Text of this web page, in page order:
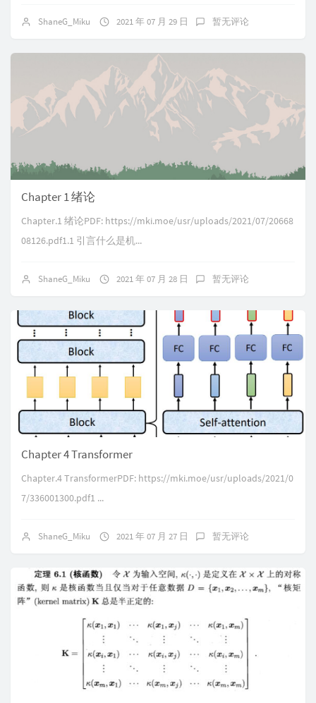
ShaneG_Miku 2021 年 07 月 29 日 暂无评论
Chapter 1 绪论
Chapter.1 绪论PDF: https://mki.moe/usr/uploads/2021/07/20668
08126.pdf1.1 引言什么是机...
ShaneG_Miku 2021 年 07 月 28 日 暂无评论
Chapter 4 Transformer
Chapter.4 TransformerPDF: https://mki.moe/usr/uploads/2021/0
7/336001300.pdf1 ...
ShaneG_Miku 2021 年 07 月 27 日 暂无评论